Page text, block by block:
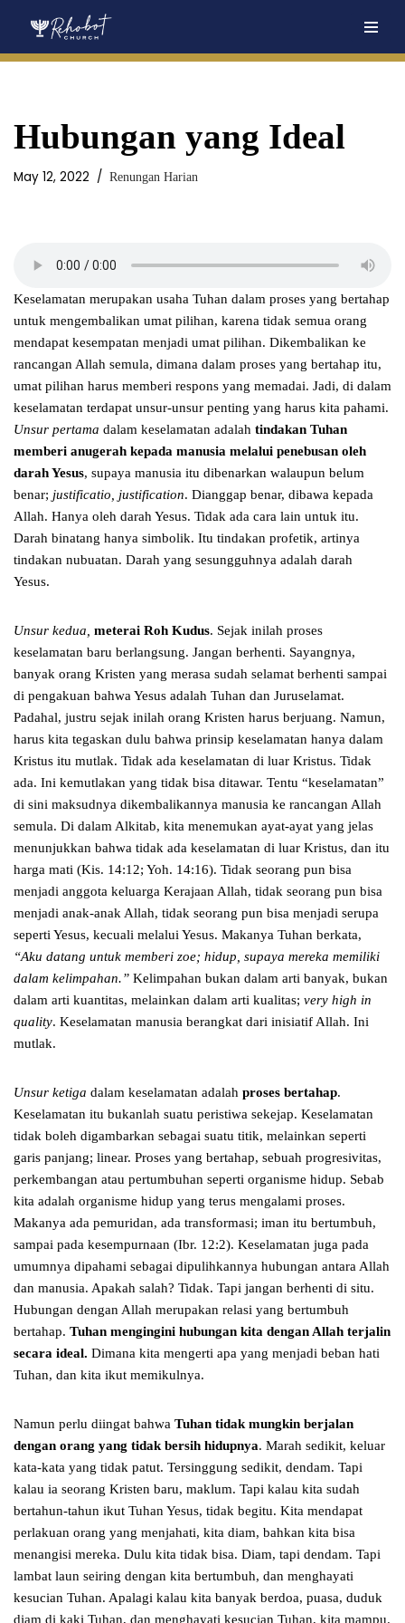
Hubungan yang Ideal
May 12, 2022 Renungan Harian
Keselamatan merupakan usaha Tuhan dalam proses yang bertahap
untuk mengembalikan umat pilihan, karena tidak semua orang
mendapat kesempatan menjadi umat pilihan. Dikembalikan ke
rancangan Allah semula, dimana dalam proses yang bertahap itu,
umat pilihan harus memberi respons yang memadai. Jadi, di dalam
keselamatan terdapat unsur-unsur penting yang harus kita pahami.
Unsur pertama dalam keselamatan adalah tindakan Tuhan
memberi anugerah kepada manusia melalui penebusan oleh
darah Yesus, supaya manusia itu dibenarkan walaupun belum
benar; justificatio, justification. Dianggap benar, dibawa kepada
Allah. Hanya oleh darah Yesus. Tidak ada cara lain untuk itu.
Darah binatang hanya simbolik. Itu tindakan profetik, artinya
tindakan nubuatan. Darah yang sesungguhnya adalah darah
Yesus.
Unsur kedua, meterai Roh Kudus. Sejak inilah proses
keselamatan baru berlangsung. Jangan berhenti. Sayangnya,
banyak orang Kristen yang merasa sudah selamat berhenti sampai
di pengakuan bahwa Yesus adalah Tuhan dan Juruselamat.
Padahal, justru sejak inilah orang Kristen harus berjuang. Namun,
harus kita tegaskan dulu bahwa prinsip keselamatan hanya dalam
Kristus itu mutlak. Tidak ada keselamatan di luar Kristus. Tidak
ada. Ini kemutlakan yang tidak bisa ditawar. Tentu “keselamatan”
di sini maksudnya dikembalikannya manusia ke rancangan Allah
semula. Di dalam Alkitab, kita menemukan ayat-ayat yang jelas
menunjukkan bahwa tidak ada keselamatan di luar Kristus, dan itu
harga mati (Kis. 14:12; Yoh. 14:16). Tidak seorang pun bisa
menjadi anggota keluarga Kerajaan Allah, tidak seorang pun bisa
menjadi anak-anak Allah, tidak seorang pun bisa menjadi serupa
seperti Yesus, kecuali melalui Yesus. Makanya Tuhan berkata,
“Aku datang untuk memberi zoe; hidup, supaya mereka memiliki
dalam kelimpahan.” Kelimpahan bukan dalam arti banyak, bukan
dalam arti kuantitas, melainkan dalam arti kualitas; very high in
quality. Keselamatan manusia berangkat dari inisiatif Allah. Ini
mutlak.
Unsur ketiga dalam keselamatan adalah proses bertahap.
Keselamatan itu bukanlah suatu peristiwa sekejap. Keselamatan
tidak boleh digambarkan sebagai suatu titik, melainkan seperti
garis panjang; linear. Proses yang bertahap, sebuah progresivitas,
perkembangan atau pertumbuhan seperti organisme hidup. Sebab
kita adalah organisme hidup yang terus mengalami proses.
Makanya ada pemuridan, ada transformasi; iman itu bertumbuh,
sampai pada kesempurnaan (Ibr. 12:2). Keselamatan juga pada
umumnya dipahami sebagai dipulihkannya hubungan antara Allah
dan manusia. Apakah salah? Tidak. Tapi jangan berhenti di situ.
Hubungan dengan Allah merupakan relasi yang bertumbuh
bertahap. Tuhan mengingini hubungan kita dengan Allah terjalin
secara ideal. Dimana kita mengerti apa yang menjadi beban hati
Tuhan, dan kita ikut memikulnya.
Namun perlu diingat bahwa Tuhan tidak mungkin berjalan
dengan orang yang tidak bersih hidupnya. Marah sedikit, keluar
kata-kata yang tidak patut. Tersinggung sedikit, dendam. Tapi
kalau ia seorang Kristen baru, maklum. Tapi kalau kita sudah
bertahun-tahun ikut Tuhan Yesus, tidak begitu. Kita mendapat
perlakuan orang yang menjahati, kita diam, bahkan kita bisa
menangisi mereka. Dulu kita tidak bisa. Diam, tapi dendam. Tapi
lambat laun seiring dengan kita bertumbuh, dan menghayati
kesucian Tuhan. Apalagi kalau kita banyak berdoa, puasa, duduk
diam di kaki Tuhan, dan menghayati kesucian Tuhan, kita mampu.